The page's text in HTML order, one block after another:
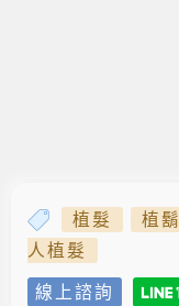
植髮 植鬍
人植髮
線上諮詢